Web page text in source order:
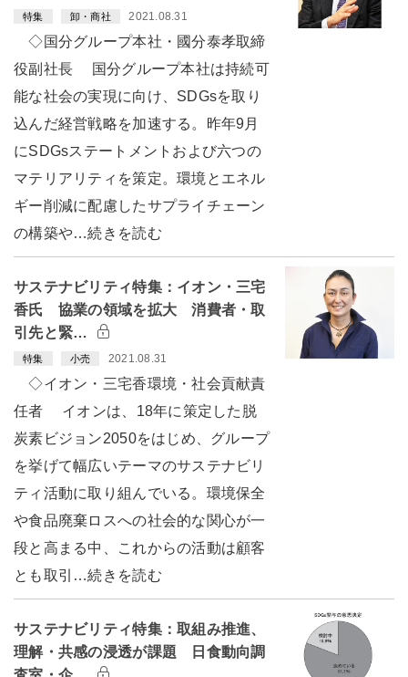
特集 卸・商社 2021.08.31
◇国分グループ本社・國分泰孝取締
役副社長 国分グループ本社は持続可
能な社会の実現に向け、SDGsを取り
込んだ経営戦略を加速する。昨年9月
にSDGsステートメントおよび六つの
マテリアリティを策定。環境とエネル
ギー削減に配慮したサプライチェーン
の構築や…続きを読む
サステナビリティ特集：イオン・三宅
香氏 協業の領域を拡大 消費者・取
引先と緊…
特集 小売 2021.08.31
◇イオン・三宅香環境・社会貢献責
任者 イオンは、18年に策定した脱
炭素ビジョン2050をはじめ、グループ
を挙げて幅広いテーマのサステナビリ
ティ活動に取り組んでいる。環境保全
や食品廃棄ロスへの社会的な関心が一
段と高まる中、これからの活動は顧客
とも取引…続きを読む
サステナビリティ特集：取組み推進、
理解・共感の浸透が課題 日食動向調